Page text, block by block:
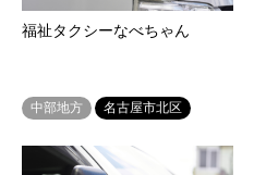
福祉タクシーなべちゃん
中部地方 名古屋市北区